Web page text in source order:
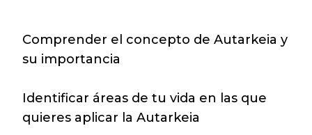
Comprender el concepto de Autarkeia y
su importancia
Identificar áreas de tu vida en las que
quieres aplicar la Autarkeia